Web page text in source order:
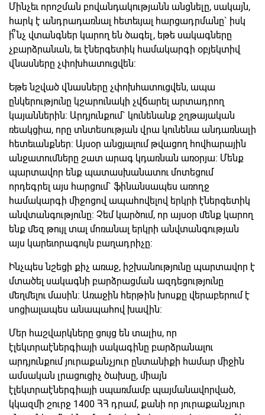
Մինչեւ որոշման բովանդակությանն անցնելը, սակայն,
հարկ է անդրադառնալ հետեւյալ հարցադրմանը` իսկ
ի՞նչ վտանգներ կարող են ծագել, եթե սակագները
չբարձրանան, եւ էներգետիկ համակարգի օբյեկտիվ
վնասները չփոխհատուցվեն:
Եթե նշված վնասները չփոխհատուցվեն, ապա
ընկերությունը կշարունակի չվճարել արտադրող
կայաններին: Արդյունքում` կունենանք շղթայական
ռեակցիա, որը տնտեսության վրա կունենա անդառնալի
հետեւանքներ: Այսօր անցյալում թվացող հովհարային
անջատումները շատ արագ կդառնան առօրյա: Մենք
պարտավոր ենք պատասխանատու մոտեցում
որդեգրել այս հարցում` ֆինանսապես առողջ
համակարգի միջոցով ապահովելով երկրի էներգետիկ
անվտանգությունը: Չեմ կարծում, որ այսօր մենք կարող
ենք մեզ թույլ տալ մոռանալ երկրի անվտանգության
այս կարեւորագույն բաղադրիչը:
Ինչպես նշեցի քիչ առաջ, իշխանությունը պարտավոր է
մտածել սակագնի բարձրացման ազդեցությունը
մեղմելու մասին: Առաջին հերթին խոսքը վերաբերում է
սոցիալապես անապահով խավին:
Մեր հաշվարկները ցույց են տալիս, որ
էլեկտրաէներգիայի սակագինը բարձրանալու
արդյունքում յուրաքանչյուր ընտանիքի համար միջին
ամսական լրացուցիչ ծախսը, միայն
էլեկտրաէներգիայի սպառմամբ պայմանավորված,
կկազմի շուրջ 1400 ՀՀ դրամ, քանի որ յուրաքանչյուր